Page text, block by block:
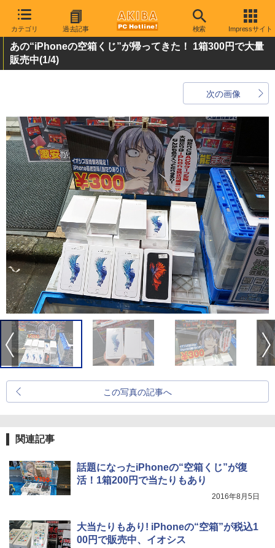
カテゴリ 過去記事 検索 Impressサイト
あの“iPhoneの空箱くじ”が帰ってきた！ 1箱300円で大量
販売中(1/4)
次の画像
この写真の記事へ
関連記事
話題になったiPhoneの“空箱くじ”が復
活！1箱200円で当たりもあり
2016年8月5日
大当たりもあり! iPhoneの“空箱”が税込1
00円で販売中、イオシス